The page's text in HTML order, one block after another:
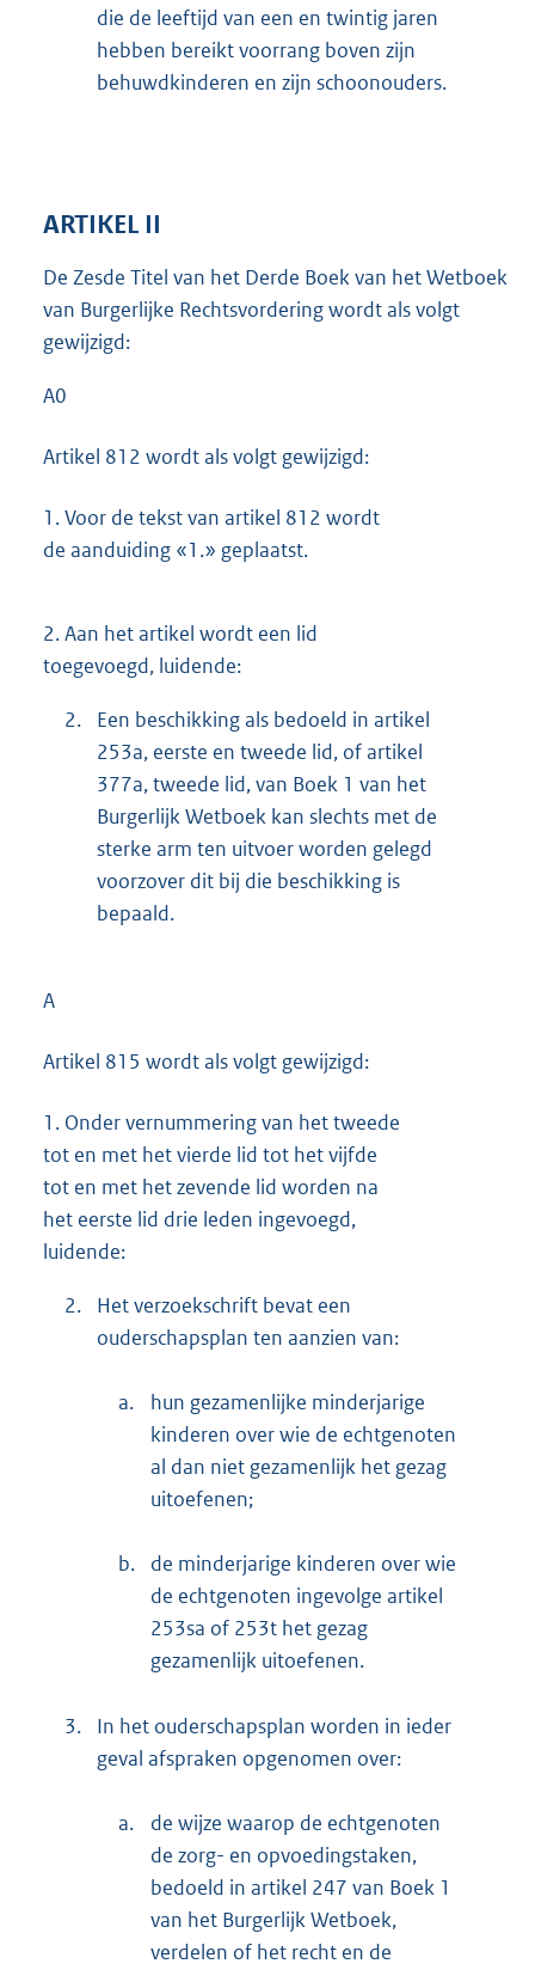
die de leeftijd van een en twintig jaren
hebben bereikt voorrang boven zijn
behuwdkinderen en zijn schoonouders.
ARTIKEL II
De Zesde Titel van het Derde Boek van het Wetboek
van Burgerlijke Rechtsvordering wordt als volgt
gewijzigd:
A0
Artikel 812 wordt als volgt gewijzigd:
1.Voor de tekst van artikel 812 wordt
de aanduiding «1.» geplaatst.
2.Aan het artikel wordt een lid
toegevoegd, luidende:
2.
Een beschikking als bedoeld in artikel
253a, eerste en tweede lid, of artikel
377a, tweede lid, van Boek 1 van het
Burgerlijk Wetboek kan slechts met de
sterke arm ten uitvoer worden gelegd
voorzover dit bij die beschikking is
bepaald.
A
Artikel 815 wordt als volgt gewijzigd:
1. Onder vernummering van het tweede
tot en met het vierde lid tot het vijfde
tot en met het zevende lid worden na
het eerste lid drie leden ingevoegd,
luidende:
2.
Het verzoekschrift bevat een
ouderschapsplan ten aanzien van:
a.
hun gezamenlijke minderjarige
kinderen over wie de echtgenoten
al dan niet gezamenlijk het gezag
uitoefenen;
b.
de minderjarige kinderen over wie
de echtgenoten ingevolge artikel
253sa of 253t het gezag
gezamenlijk uitoefenen.
3.
In het ouderschapsplan worden in ieder
geval afspraken opgenomen over:
a.
de wijze waarop de echtgenoten
de zorg- en opvoedingstaken,
bedoeld in artikel 247 van Boek 1
van het Burgerlijk Wetboek,
verdelen of het recht en de